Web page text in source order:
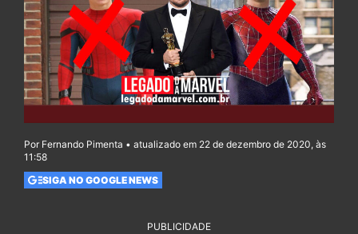
Por Fernando Pimenta • atualizado em 22 de dezembro de 2020, às
11:58
SIGA NO GOOGLE NEWS
PUBLICIDADE